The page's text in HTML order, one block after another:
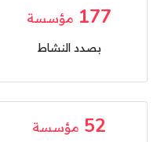
177 مؤسسة
بصدد النشاط
52 مؤسسة